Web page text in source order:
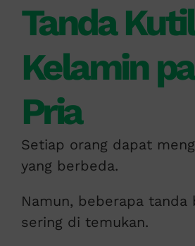
Tanda Kutil
Kelamin
Pria
Setiap orang dapat
yang berbeda.
Namun, beberapa tanda
sering di temukan.